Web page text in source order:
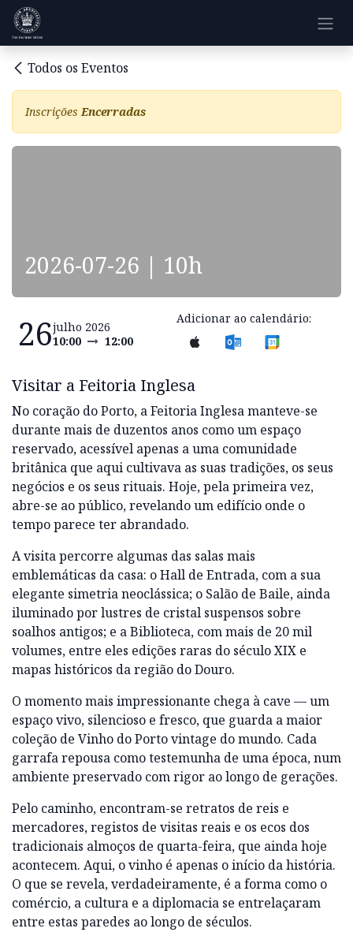
Pular para o conteúdo
Todos os Eventos
Inscrições Encerradas
2026-07-26 | 10h
26julho 2026
10:00
12:00
Adicionar ao calendário:
Visitar a Feitoria Inglesa
No coração do Porto, a Feitoria Inglesa manteve-se
durante mais de duzentos anos como um espaço
reservado, acessível apenas a uma comunidade
britânica que aqui cultivava as suas tradições, os seus
negócios e os seus rituais. Hoje, pela primeira vez,
abre-se ao público, revelando um edifício onde o
tempo parece ter abrandado.
A visita percorre algumas das salas mais
emblemáticas da casa: o Hall de Entrada, com a sua
elegante simetria neoclássica; o Salão de Baile, ainda
iluminado por lustres de cristal suspensos sobre
soalhos antigos; e a Biblioteca, com mais de 20 mil
volumes, entre eles edições raras do século XIX e
mapas históricos da região do Douro.
O momento mais impressionante chega à cave — um
espaço vivo, silencioso e fresco, que guarda a maior
coleção de Vinho do Porto vintage do mundo. Cada
garrafa repousa como testemunha de uma época, num
ambiente preservado com rigor ao longo de gerações.
Pelo caminho, encontram-se retratos de reis e
mercadores, registos de visitas reais e os ecos dos
tradicionais almoços de quarta-feira, que ainda hoje
acontecem. Aqui, o vinho é apenas o início da história.
O que se revela, verdadeiramente, é a forma como o
comércio, a cultura e a diplomacia se entrelaçaram
entre estas paredes ao longo de séculos.